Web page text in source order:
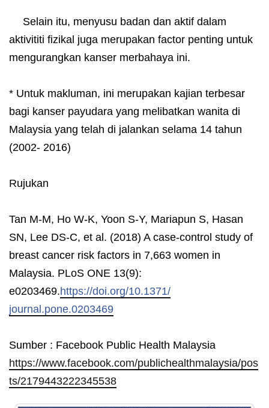
Selain itu, menyusu badan dan aktif dalam
aktivititi fizikal juga merupakan factor penting untuk
mengurangkan kanser merbahaya ini.
* Untuk makluman, ini merupakan kajian terbesar
bagi kanser payudara yang melibatkan wanita di
Malaysia yang telah di jalankan selama 14 tahun
(2002- 2016)
Rujukan
Tan M-M, Ho W-K, Yoon S-Y, Mariapun S, Hasan
SN, Lee DS-C, et al. (2018) A case-control study of
breast cancer risk factors in 7,663 women in
Malaysia. PLoS ONE 13(9):
e0203469.https://doi.org/10.1371/
journal.pone.0203469
Sumber : Facebook Public Health Malaysia
https://www.facebook.com/publichealthmalaysia/pos
ts/2179443222345538